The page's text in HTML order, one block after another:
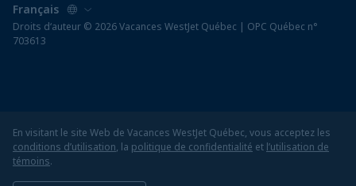
Droits d‘auteur © 2026 Vacances WestJet Québec | OPC Québec n°
703613
En visitant le site Web de Vacances WestJet Québec, vous acceptez les
conditions d’utilisation, la politique de confidentialité et l’utilisation de
témoins.